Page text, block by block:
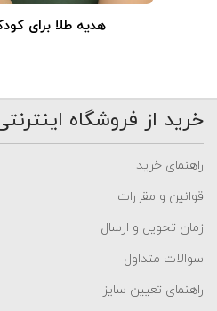
هدیه طلا برای
خرید از فروشگاه
راهنمای خرید
قوانین و مقررات
زمان تحویل و ارسال
سوالات متداول
راهنمای تعیین سایز